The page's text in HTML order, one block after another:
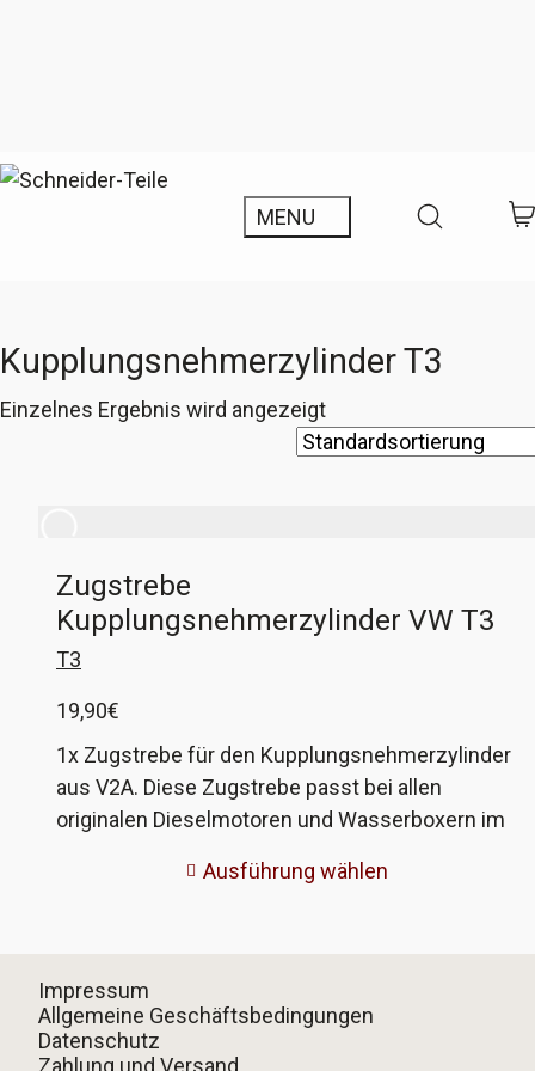
Kupplungsnehmerzylinder T3
Einzelnes Ergebnis wird angezeigt
Zugstrebe
Kupplungsnehmerzylinder VW T3
T3
19,90€
1x Zugstrebe für den Kupplungsnehmerzylinder
aus V2A. Diese Zugstrebe passt bei allen
originalen Dieselmotoren und Wasserboxern im
Nehmerzylinders mit dem Getriebe. Bei dieser
Stelle, wo 3 Teile mit einer Schraube verbunden
werden. Ausserdem sind Strebe und Schraube
aus Edelstahl, da rostet nix mehr fest! Die VW-
Ausführung wählen
Impressum
Allgemeine Geschäftsbedingungen
Datenschutz
Zahlung und Versand